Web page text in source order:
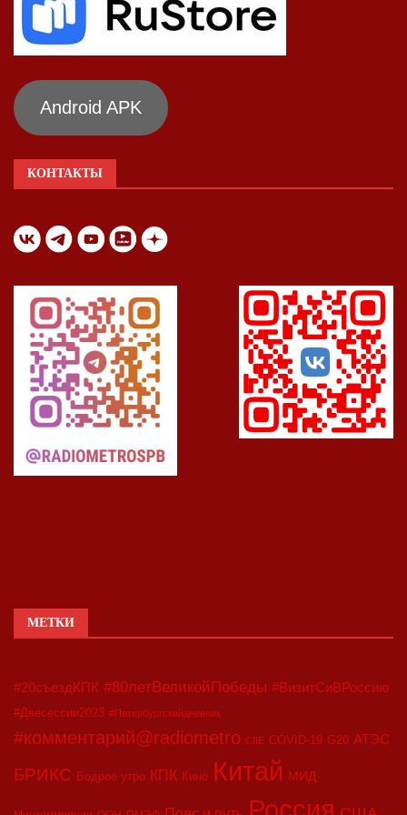
Android APK
КОНТАКТЫ
МЕТКИ
#20съездКПК #80летВеликойПобеды #ВизитСиВРоссию
#Двесессии2023 #Петербургскийдневник
#комментарий@radiometro CIIE COVID-19 G20 АТЭС
БРИКС Бодрое утро КПК Кино Китай МИД